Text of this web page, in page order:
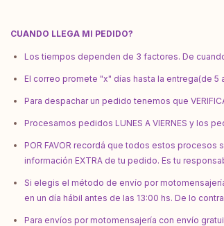
CUANDO LLEGA MI PEDIDO?
Los tiempos dependen de 3 factores. De
El correo promete "x" días hasta la entrega(de 5
Para despachar un pedido tenemos que
Procesamos pedidos LUNES A VIERNES y los
POR FAVOR recordá que todos estos procesos
información EXTRA de tu pedido. Es tu
Si elegis el método de envío por
en un día hábil antes de las 13:00 hs. De lo
Para envíos por motomensajería con envío